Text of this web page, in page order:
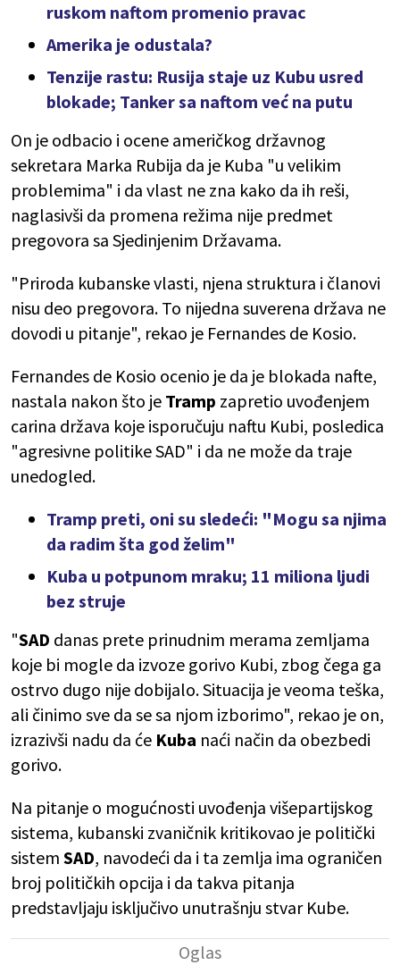
ruskom naftom promenio pravac
Amerika je odustala?
Tenzije rastu: Rusija staje uz Kubu usred
blokade; Tanker sa naftom već na putu
On je odbacio i ocene američkog državnog
sekretara Marka Rubija da je Kuba "u velikim
problemima" i da vlast ne zna kako da ih reši,
naglasivši da promena režima nije predmet
pregovora sa Sjedinjenim Državama.
"Priroda kubanske vlasti, njena struktura i članovi
nisu deo pregovora. To nijedna suverena država ne
dovodi u pitanje", rekao je Fernandes de Kosio.
Fernandes de Kosio ocenio je da je blokada nafte,
nastala nakon što je Tramp zapretio uvođenjem
carina država koje isporučuju naftu Kubi, posledica
"agresivne politike SAD" i da ne može da traje
unedogled.
Tramp preti, oni su sledeći: "Mogu sa njima
da radim šta god želim"
Kuba u potpunom mraku; 11 miliona ljudi
bez struje
"SAD danas prete prinudnim merama zemljama
koje bi mogle da izvoze gorivo Kubi, zbog čega ga
ostrvo dugo nije dobijalo. Situacija je veoma teška,
ali činimo sve da se sa njom izborimo", rekao je on,
izrazivši nadu da će Kuba naći način da obezbedi
gorivo.
Na pitanje o mogućnosti uvođenja višepartijskog
sistema, kubanski zvaničnik kritikovao je politički
sistem SAD, navodeći da i ta zemlja ima ograničen
broj političkih opcija i da takva pitanja
predstavljaju isključivo unutrašnju stvar Kube.